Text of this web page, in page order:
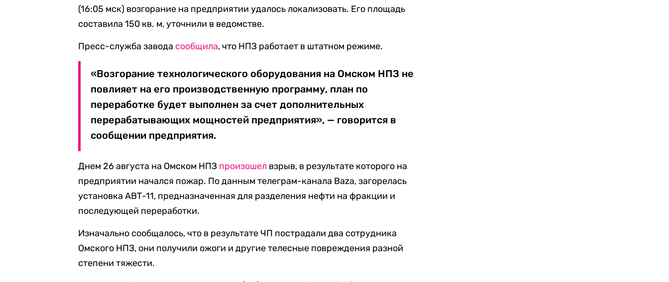
(16:05 мск) возгорание на предприятии удалось локализовать. Его площадь
составила 150 кв. м, уточнили в ведомстве.
Пресс-служба завода сообщила, что НПЗ работает в штатном режиме.
«Возгорание технологического оборудования на Омском НПЗ не
повлияет на его производственную программу, план по
переработке будет выполнен за счет дополнительных
перерабатывающих мощностей предприятия», — говорится в
сообщении предприятия.
Днем 26 августа на Омском НПЗ произошел взрыв, в результате которого на
предприятии начался пожар. По данным телеграм-канала Baza, загорелась
установка АВТ-11, предназначенная для разделения нефти на фракции и
последующей переработки.
Изначально сообщалось, что в результате ЧП пострадали два сотрудника
Омского НПЗ, они получили ожоги и другие телесные повреждения разной
степени тяжести.